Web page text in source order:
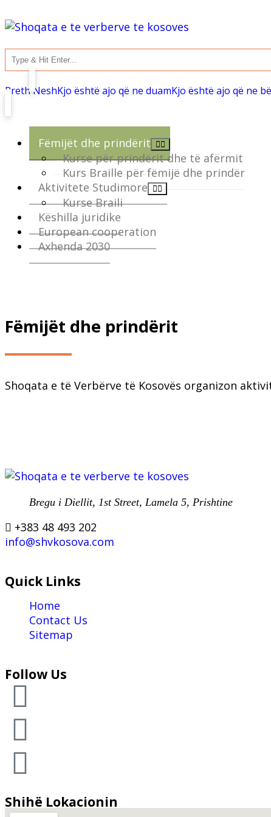
Rreth NeshKjo është ajo që ne duamKjo është ajo që ne
Fëmijët dhe prindërit
Kurse për prindërit dhe të afërmit
Kurs Braille për fëmijë dhe prindër
Aktivitete Studimore
Kurse Braili
Këshilla juridike
European cooperation
Axhenda 2030
Fëmijët dhe prindërit
Shoqata e të Verbërve të Kosovës organizon
Bregu i Diellit, 1st Street, Lamela 5, Prishtine
+383 48 493 202
info@shvkosova.com
Quick Links
Home
Contact Us
Sitemap
Follow Us
Shihë Lokacionin